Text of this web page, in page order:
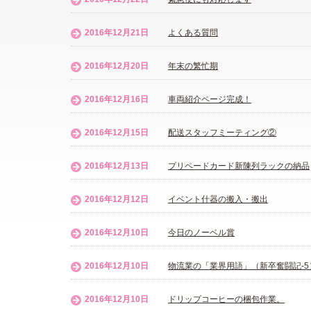
2016年12月21日 よくある質問
2016年12月20日 年末の繁忙期
2016年12月16日 車両紹介ページ完成！
2016年12月15日 配送スタッフミーティング②
2016年12月13日 プリペードカード新陳列ラックの納品
2016年12月12日 イベント什器の搬入・搬出
2016年12月10日 今日のノーベル賞
2016年12月10日 物流業の「業界用語」（新卒奮闘記-5
2016年12月10日 ドリップコーヒーの梱包作業。